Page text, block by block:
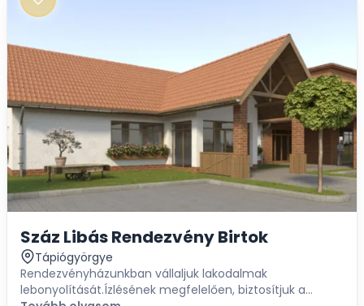
Száz Libás Rendezvény Birtok
Tápiógyörgye
Rendezvényházunkban vállaljuk lakodalmak
lebonyolítását.Ízlésének megfelelően, biztosítjuk a